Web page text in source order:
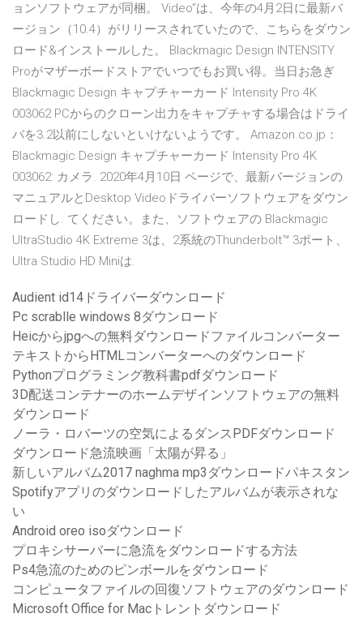
ョンソフトウェアが同梱。 Video”は、今年の4月2日に最新バ
ージョン（10.4）がリリースされていたので、こちらをダウン
ロード&インストールした。 Blackmagic Design INTENSITY
Proがマザーボードストアでいつでもお買い得。当日お急ぎ
Blackmagic Design キャプチャーカード Intensity Pro 4K
003062 PCからのクローン出力をキャプチャする場合はドライ
バを3.2以前にしないといけないようです。 Amazon.co.jp：
Blackmagic Design キャプチャーカード Intensity Pro 4K
003062: カメラ. 2020年4月10日 ページで、最新バージョンの
マニュアルとDesktop Videoドライバーソフトウェアをダウン
ロードし. てください。また、ソフトウェアの Blackmagic
UltraStudio 4K Extreme 3は、2系統のThunderbolt™ 3ポート、
Ultra Studio HD Miniは.
Audient id14ドライバーダウンロード
Pc scrablle windows 8ダウンロード
Heicからjpgへの無料ダウンロードファイルコンバーター
テキストからHTMLコンバーターへのダウンロード
Pythonプログラミング教科書pdfダウンロード
3D配送コンテナーのホームデザインソフトウェアの無料
ダウンロード
ノーラ・ロバーツの空気によるダンスPDFダウンロード
ダウンロード急流映画「太陽が昇る」
新しいアルバム2017 naghma mp3ダウンロードパキスタン
Spotifyアプリのダウンロードしたアルバムが表示されな
い
Android oreo isoダウンロード
プロキシサーバーに急流をダウンロードする方法
Ps4急流のためのピンボールをダウンロード
コンピュータファイルの回復ソフトウェアのダウンロード
Microsoft Office for Macトレントダウンロード